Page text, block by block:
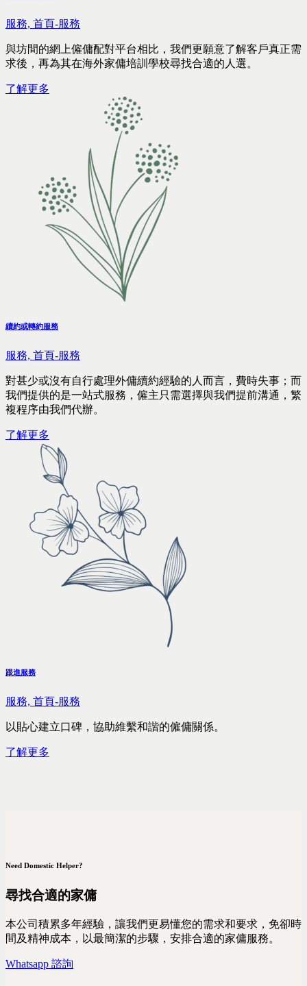
服務, 首頁-服務
與坊間的網上僱傭配對平台相比，我們更願意了解客戶真正需
求後，再為其在海外家傭培訓學校尋找合適的人選。
了解更多
續約或轉約服務
服務, 首頁-服務
對甚少或沒有自行處理外傭續約經驗的人而言，費時失事；而
我們提供的是一站式服務，僱主只需選擇與我們提前溝通，繁
複程序由我們代辦。
了解更多
跟進服務
服務, 首頁-服務
以貼心建立口碑，協助維繫和諧的僱傭關係。
了解更多
Need Domestic Helper?
尋找合適的家傭
本公司積累多年經驗，讓我們更易懂您的需求和要求，免卻時
間及精神成本，以最簡潔的步驟，安排合適的家傭服務。
Whatsapp 諮詢